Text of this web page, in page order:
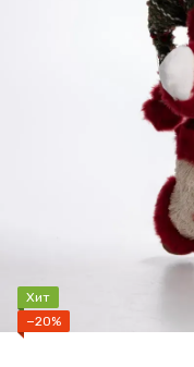
Хит
−20%